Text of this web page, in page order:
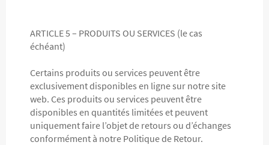
ARTICLE 5 – PRODUITS OU SERVICES (le cas
échéant)
Certains produits ou services peuvent être
exclusivement disponibles en ligne sur notre site
web. Ces produits ou services peuvent être
disponibles en quantités limitées et peuvent
uniquement faire l’objet de retours ou d’échanges
conformément à notre Politique de Retour.